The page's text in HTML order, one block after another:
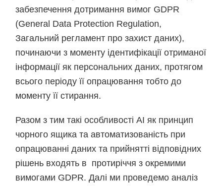
забезпечення дотримання вимог GDPR
(General Data Protection Regulation,
Загальний регламент про захист даних),
починаючи з моменту ідентифікації отриманої
інформації як персональних даних, протягом
всього періоду її опрацювання тобто до
моменту її стирання.
Разом з тим такі особливості АІ як принцип
чорного ящика та автоматизованість при
опрацюванні даних та прийнятті відповідних
рішень входять в протиріччя з окремими
вимогами GDPR. Далі ми проведемо аналіз